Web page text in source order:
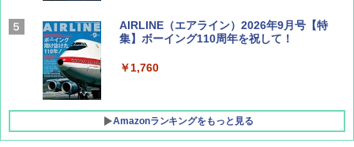
AIRLINE（エアライン）2026年9月号【特
集】ボーイング110周年を祝して！
￥1,760
Amazonランキングをもっと見る